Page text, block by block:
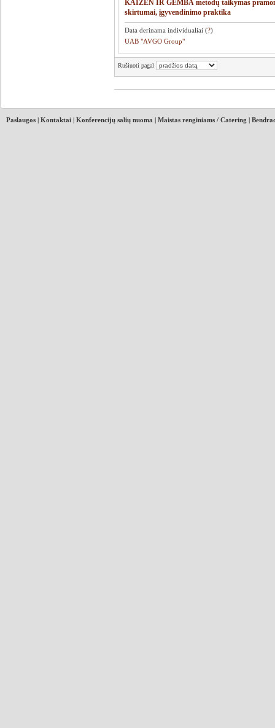
KAIZEN IR GEMBA metodų taikymas
skirtumai, įgyvendinimo praktika
Data derinama individualiai (?)
UAB "AVGO Group"
Rušiuoti pagal
Paslaugos | Kontaktai | Konferencijų salių nuoma | Maistas renginiams / Catering |